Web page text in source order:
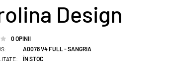
Design
0 OPINII
A0078 V4 FULL - SANGRIA
ÎN STOC